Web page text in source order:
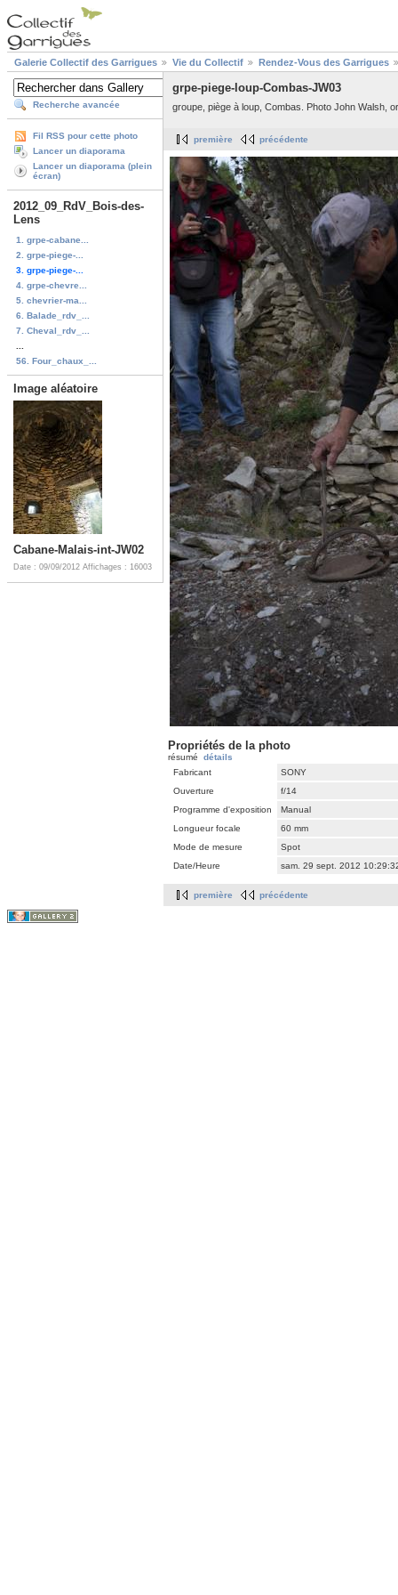
Galerie Collectif des Garrigues Vie du Collectif Rendez-Vous des Garrigues
Recherche avancée
Fil RSS pour cette photo
Lancer un diaporama
Lancer un diaporama (plein
écran)
2012_09_RdV_Bois-des-
Lens
1. grpe-cabane...
2. grpe-piege-...
3. grpe-piege-...
4. grpe-chevre...
5. chevrier-ma...
6. Balade_rdv_...
7. Cheval_rdv_...
56. Four_chaux_...
Image aléatoire
Cabane-Malais-int-JW02
Date : 09/09/2012 Affichages : 16003
grpe-piege-loup-Combas-JW03
groupe, piège à loup, Combas. Photo John Walsh,
première précédente
Propriétés de la photo
résumé détails
Fabricant
SONY
Ouverture
f/14
Programme d'exposition
Manual
Longueur focale
60 mm
Mode de mesure
Spot
Date/Heure
sam. 29 sept. 2012
première précédente